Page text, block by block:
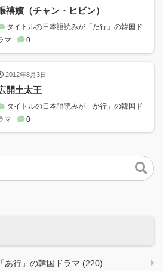
禧嬪（チャン・ヒビン）
タイトルの日本語読みが「た行」の韓国ド
マ
0
2012年8月3日
開土太王
タイトルの日本語読みが「か行」の韓国ド
マ
0
あ行」の韓国ドラマ (220)